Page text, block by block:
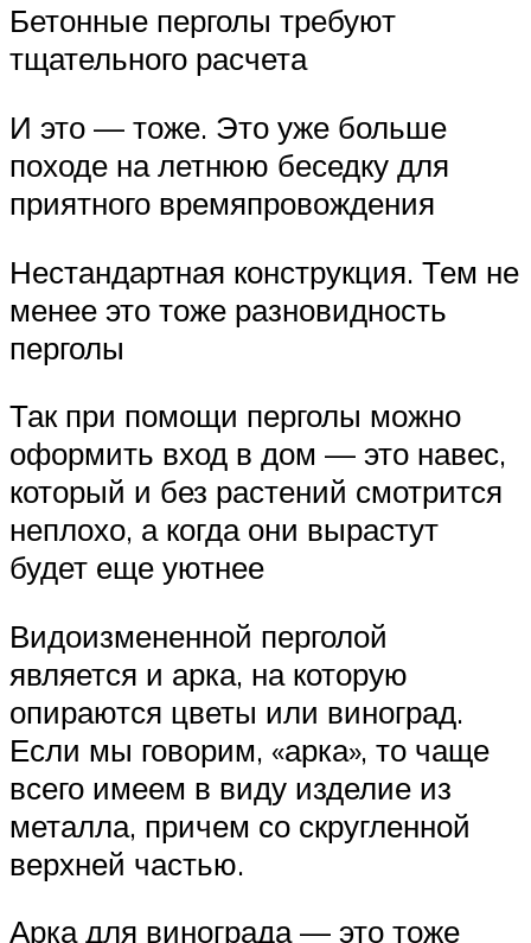
Бетонные перголы требуют
тщательного расчета
И это — тоже. Это уже больше
походе на летнюю беседку для
приятного времяпровождения
Нестандартная конструкция. Тем не
менее это тоже разновидность
перголы
Так при помощи перголы можно
оформить вход в дом — это навес,
который и без растений смотрится
неплохо, а когда они вырастут
будет еще уютнее
Видоизмененной перголой
является и арка, на которую
опираются цветы или виноград.
Если мы говорим, «арка», то чаще
всего имеем в виду изделие из
металла, причем со скругленной
верхней частью.
Арка для винограда — это тоже